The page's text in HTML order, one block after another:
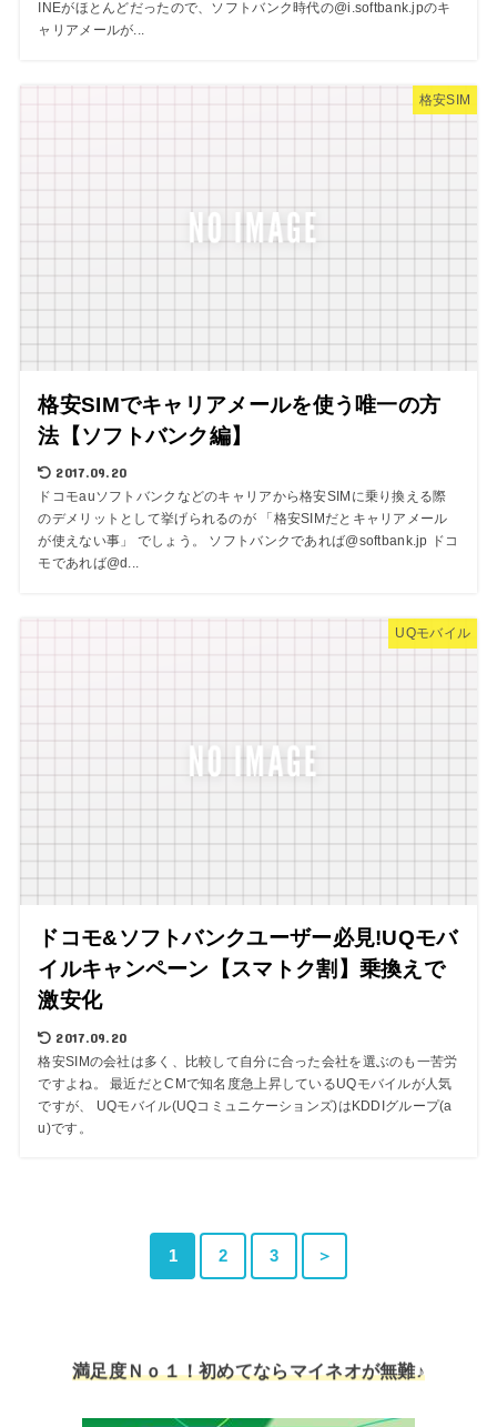
INEがほとんどだったので、ソフトバンク時代の@i.softbank.jpのキ
ャリアメールが...
格安SIM
格安SIMでキャリアメールを使う唯一の方
法【ソフトバンク編】
2017.09.20
ドコモauソフトバンクなどのキャリアから格安SIMに乗り換える際
のデメリットとして挙げられるのが 「格安SIMだとキャリアメール
が使えない事」 でしょう。 ソフトバンクであれば@softbank.jp ドコ
モであれば@d...
UQモバイル
ドコモ&ソフトバンクユーザー必見!UQモバ
イルキャンペーン【スマトク割】乗換えで
激安化
2017.09.20
格安SIMの会社は多く、比較して自分に合った会社を選ぶのも一苦労
ですよね。 最近だとCMで知名度急上昇しているUQモバイルが人気
ですが、 UQモバイル(UQコミュニケーションズ)はKDDIグループ(a
u)です。
1 2 3 ＞
満足度Ｎｏ１！初めてならマイネオが無難♪